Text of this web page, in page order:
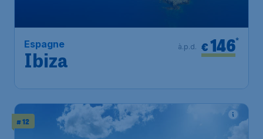
Espagne
Ibiza
€146*
à.p.d.
# 12